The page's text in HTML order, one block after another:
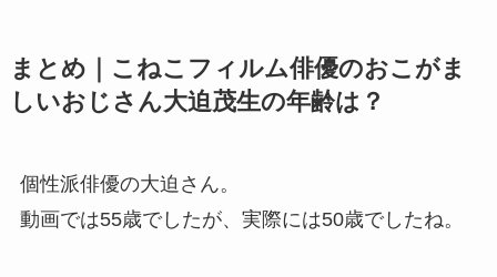
まとめ｜こねこフィルム俳優のおこがま
しいおじさん大迫茂生の年齢は？
個性派俳優の大迫さん。
動画では55歳でしたが、実際には50歳でしたね。